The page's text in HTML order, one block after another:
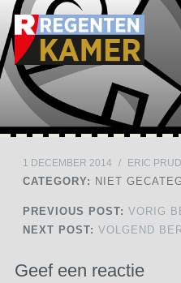
Skip to content
1 DECEMBER 2014 / ERIC
CATEGORY: NIET
PREVIOUS POST: VORIG
NEXT POST: VOLGEND
Geef een reactie